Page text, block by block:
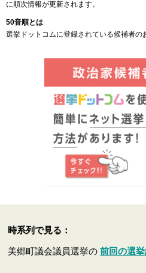
に順次情報が更新されます。
50音順とは
選挙ドットコムに登録されている候補者の
時系列で見る：
美郷町議会議員選挙の前回の選